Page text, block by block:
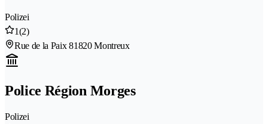
Polizei
1(2)
Rue de la Paix 81820 Montreux
Police Région Morges
Polizei